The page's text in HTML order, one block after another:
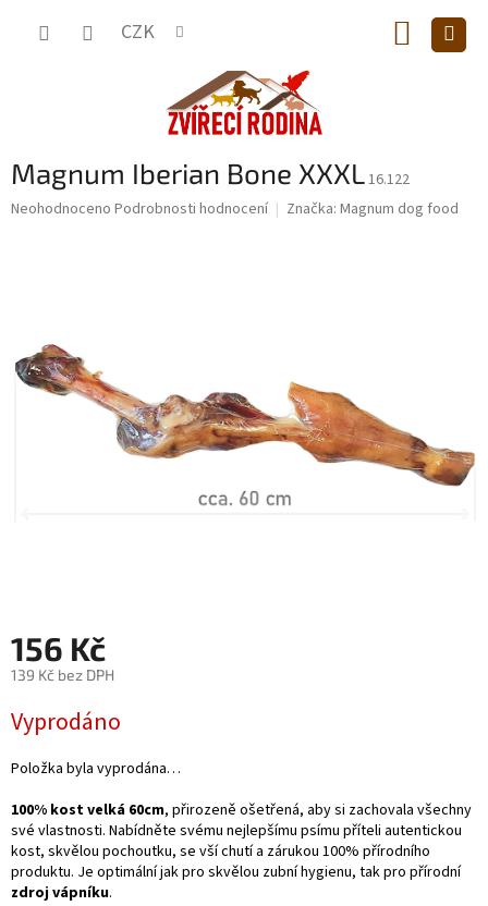
CZK
KOŠÍK
Magnum Iberian Bone XXXL16.122
Průměrné
hvězdiček.
Neohodnoceno Podrobnosti hodnocení Značka: Magnum dog food
156 Kč
139 Kč bez DPH
cena:
Vyprodáno
Položka byla vyprodána…
100% kost velká 60cm, přirozeně ošetřená, aby si zachovala všechny
své vlastnosti. Nabídněte svému nejlepšímu psímu příteli autentickou
kost, skvělou pochoutku, se vší chutí a zárukou 100% přírodního
produktu. Je optimální jak pro skvělou zubní hygienu, tak pro přírodní
zdroj vápníku.